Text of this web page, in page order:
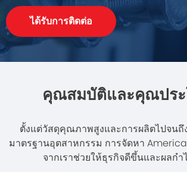
ได้รับการติดต่อ
คุณสมบัติและคุณปร
ตั้งแต่วัสดุคุณภาพสูงและการผลิตไปจนถึ
มาตรฐานอุตสาหกรรม การจัดหา
จากเราช่วยให้ธุรกิจดีขึ้นและผลก